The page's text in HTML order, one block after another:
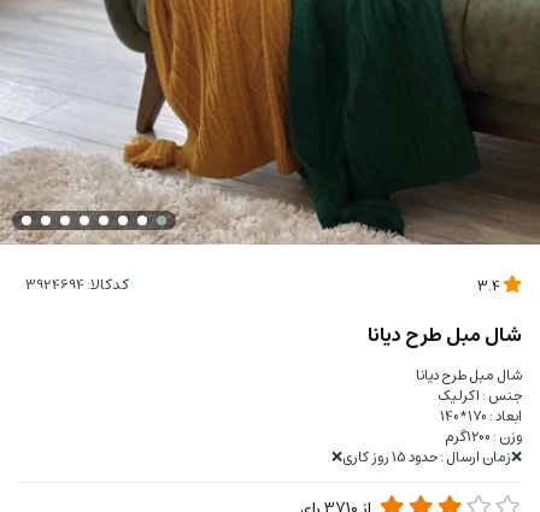
کدکالا:
شال مبل طرح دیانا
شال مبل طرح دیانا
جنس : اکرلیک
ابعاد : 170*140
وزن : 1200گرم
❌زمان ارسال : حدود 15 روز کاری❌